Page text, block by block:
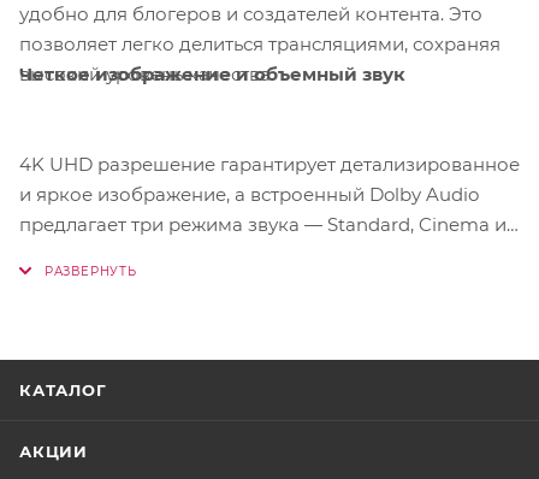
удобно для блогеров и создателей контента. Это
позволяет легко делиться трансляциями, сохраняя
высокий уровень качества.
Четкое изображение и объемный звук
4K UHD разрешение гарантирует детализированное
и яркое изображение, а встроенный Dolby Audio
предлагает три режима звука — Standard, Cinema и
КАТАЛОГ
АКЦИИ